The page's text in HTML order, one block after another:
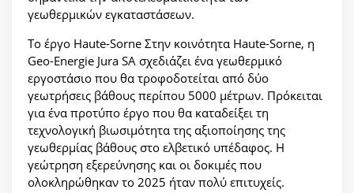
γεωθερμικών εγκαταστάσεων.
Το έργο Haute-Sorne Στην κοινότητα Haute-Sorne, η
Geo-Energie Jura SA σχεδιάζει ένα γεωθερμικό
εργοστάσιο που θα τροφοδοτείται από δύο
γεωτρήσεις βάθους περίπου 5000 μέτρων. Πρόκειται
για ένα προτύπο έργο που θα καταδείξει τη
τεχνολογική βιωσιμότητα της αξιοποίησης της
γεωθερμίας βάθους στο ελβετικό υπέδαφος. Η
γεώτρηση εξερεύνησης και οι δοκιμές που
ολοκληρώθηκαν το 2025 ήταν πολύ επιτυχείς.